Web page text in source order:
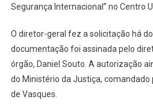
Segurança Internacional” no Centro
O diretor-geral fez a solicitação há
documentação foi assinada pelo
órgão, Daniel Souto. A autorização
do Ministério da Justiça, comandado
de Vasques.